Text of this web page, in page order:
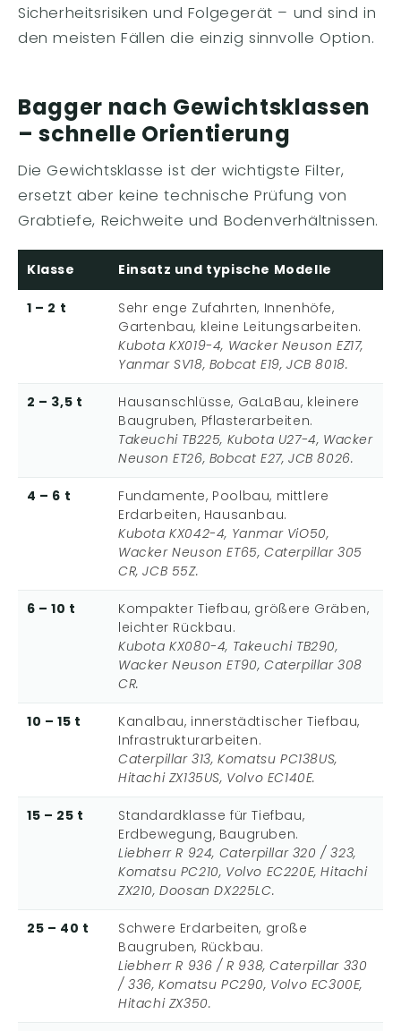
Sicherheitsrisiken und Folgegerät – und sind in
den meisten Fällen die einzig sinnvolle Option.
Bagger nach Gewichtsklassen
– schnelle Orientierung
Die Gewichtsklasse ist der wichtigste Filter,
ersetzt aber keine technische Prüfung von
Grabtiefe, Reichweite und Bodenverhältnissen.
Klasse Einsatz und typische Modelle
1 – 2 t
Sehr enge Zufahrten, Innenhöfe,
Gartenbau, kleine Leitungsarbeiten.
Kubota KX019-4, Wacker Neuson EZ17,
Yanmar SV18, Bobcat E19, JCB 8018.
2 – 3,5 t
Hausanschlüsse, GaLaBau, kleinere
Baugruben, Pflasterarbeiten.
Takeuchi TB225, Kubota U27-4, Wacker
Neuson ET26, Bobcat E27, JCB 8026.
4 – 6 t
Fundamente, Poolbau, mittlere
Erdarbeiten, Hausanbau.
Kubota KX042-4, Yanmar ViO50,
Wacker Neuson ET65, Caterpillar 305
CR, JCB 55Z.
6 – 10 t
Kompakter Tiefbau, größere Gräben,
leichter Rückbau.
Kubota KX080-4, Takeuchi TB290,
Wacker Neuson ET90, Caterpillar 308
CR.
10 – 15 t
Kanalbau, innerstädtischer Tiefbau,
Infrastrukturarbeiten.
Caterpillar 313, Komatsu PC138US,
Hitachi ZX135US, Volvo EC140E.
15 – 25 t
Standardklasse für Tiefbau,
Erdbewegung, Baugruben.
Liebherr R 924, Caterpillar 320 / 323,
Komatsu PC210, Volvo EC220E, Hitachi
ZX210, Doosan DX225LC.
25 – 40 t
Schwere Erdarbeiten, große
Baugruben, Rückbau.
Liebherr R 936 / R 938, Caterpillar 330
/ 336, Komatsu PC290, Volvo EC300E,
Hitachi ZX350.